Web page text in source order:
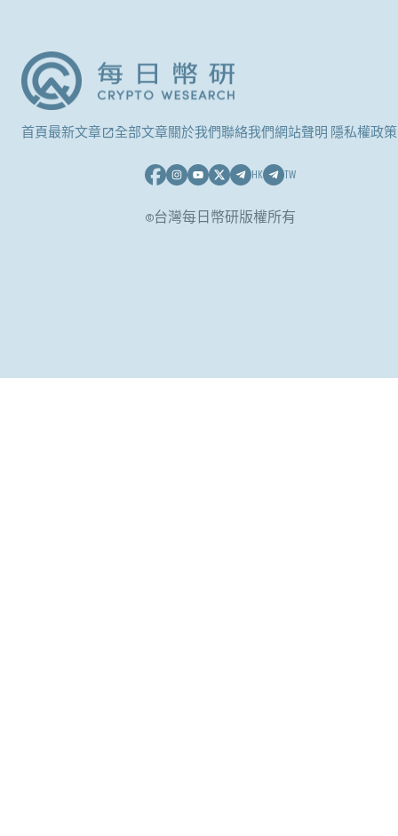
首頁最新文章 全部文章關於我們聯絡我們網站聲明 隱私權政策
HK TW
©台灣每日幣研版權所有